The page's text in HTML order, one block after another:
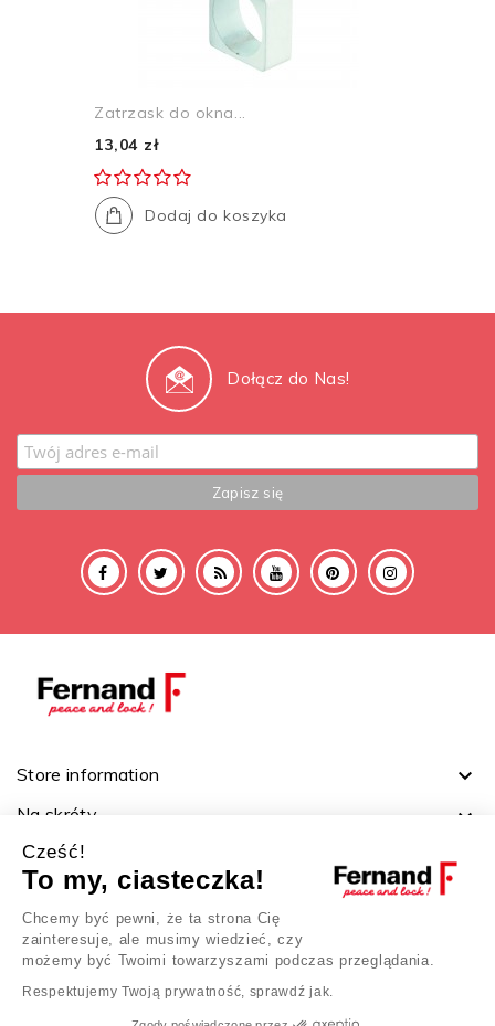
Zatrzask do okna...
13,04 zł
Dodaj do koszyka
Dołącz do Nas!
Store information 
Na skróty 
Ważne linki 
Twoje konto
Cześć!
To my, ciasteczka!
Chcemy być pewni, że ta strona Cię
zainteresuje, ale musimy wiedzieć, czy
możemy być Twoimi towarzyszami podczas przeglądania.
Respektujemy Twoją prywatność, sprawdź jak.